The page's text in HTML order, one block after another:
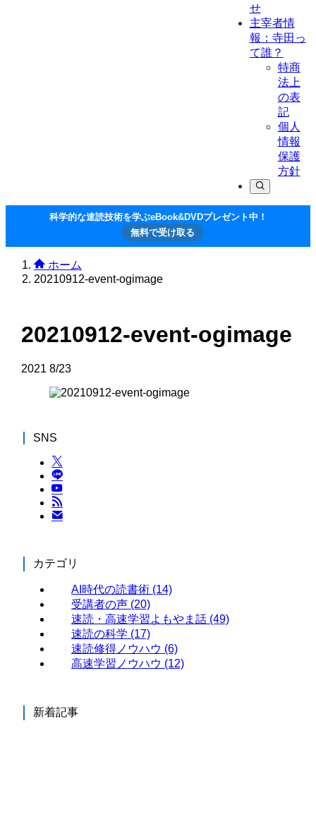
せ
主宰者情
報：寺田っ
て誰？
特商
法上
の表
記
個人
情報
保護
方針
科学的な速読技術を学ぶeBook&DVDプレゼント中！
無料で受け取る
ホーム
20210912-event-ogimage
20210912-event-ogimage
2021 8/23
SNS
カテゴリ
AI時代の読書術 (14)
受講者の声 (20)
速読・高速学習よもやま話 (49)
速読の科学 (17)
速読修得ノウハウ (6)
高速学習ノウハウ (12)
新着記事